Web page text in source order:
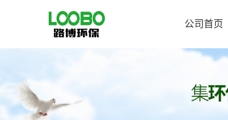
公司首页